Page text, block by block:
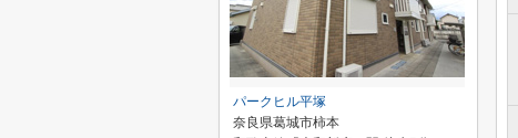
パークヒル平塚
奈良県葛城市柿本